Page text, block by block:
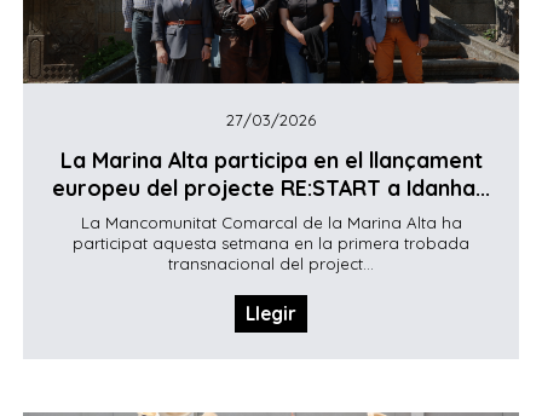
27/03/2026
La Marina Alta participa en el llançament
europeu del projecte RE:START a Idanha...
La Mancomunitat Comarcal de la Marina Alta ha
participat aquesta setmana en la primera trobada
transnacional del project...
Llegir